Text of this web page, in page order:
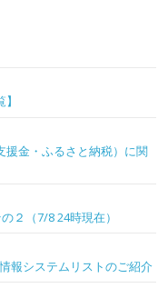
援金・ふるさと納税）に関
２（7/8 24時現在）
報システムリストのご紹介